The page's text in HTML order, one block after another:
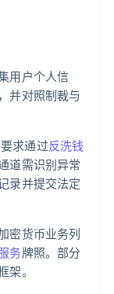
用户个人信
并对照制裁与
求通过反洗钱
道需识别异常
录并提交法定
密货币业务列
务牌照。部分
架。